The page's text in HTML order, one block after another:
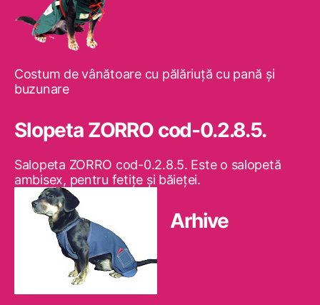
Costum de vânătoare cu pălăriuţă cu pană şi
buzunare
Slopeta ZORRO cod-0.2.8.5.
Salopeta ZORRO cod-0.2.8.5. Este o salopetă
ambisex, pentru fetiţe şi băieţei.
Arhive